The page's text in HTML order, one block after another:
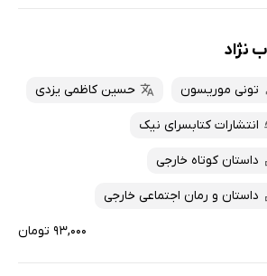
نژاد
تونی موریسون حسین کاظمی یزدی
انتشارات کتابسرای نیک
داستان کوتاه خارجی
داستان و رمان اجتماعی خارجی
۹۳,۰۰۰ تومان